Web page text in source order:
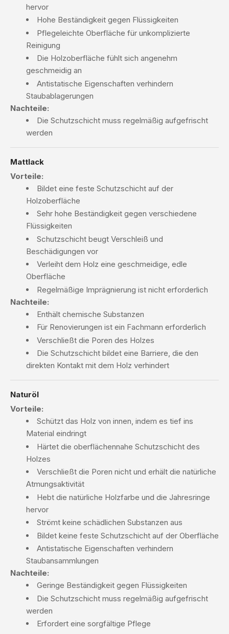
hervor
Hohe Beständigkeit gegen Flüssigkeiten
Pflegeleichte Oberfläche für unkomplizierte
Reinigung
Die Holzoberfläche fühlt sich angenehm
geschmeidig an
Antistatische Eigenschaften verhindern
Staubablagerungen
Nachteile:
Die Schutzschicht muss regelmäßig aufgefrischt
werden
Mattlack
Vorteile:
Bildet eine feste Schutzschicht auf der
Holzoberfläche
Sehr hohe Beständigkeit gegen verschiedene
Flüssigkeiten
Schutzschicht beugt Verschleiß und
Beschädigungen vor
Verleiht dem Holz eine geschmeidige, edle
Oberfläche
Regelmäßige Imprägnierung ist nicht erforderlich
Nachteile:
Enthält chemische Substanzen
Für Renovierungen ist ein Fachmann erforderlich
Verschließt die Poren des Holzes
Die Schutzschicht bildet eine Barriere, die den
direkten Kontakt mit dem Holz verhindert
Naturöl
Vorteile:
Schützt das Holz von innen, indem es tief ins
Material eindringt
Härtet die oberflächennahe Schutzschicht des
Holzes
Verschließt die Poren nicht und erhält die natürliche
Atmungsaktivität
Hebt die natürliche Holzfarbe und die Jahresringe
hervor
Strömt keine schädlichen Substanzen aus
Bildet keine feste Schutzschicht auf der Oberfläche
Antistatische Eigenschaften verhindern
Staubansammlungen
Nachteile:
Geringe Beständigkeit gegen Flüssigkeiten
Die Schutzschicht muss regelmäßig aufgefrischt
werden
Erfordert eine sorgfältige Pflege